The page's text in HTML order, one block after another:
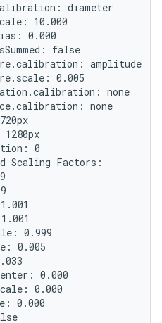
diameter
10.000
0.000
false
amplitude
0.005
none
none
1280px
0
Scaling Factors:
0.999
0.005
0.000
0.000
0.000